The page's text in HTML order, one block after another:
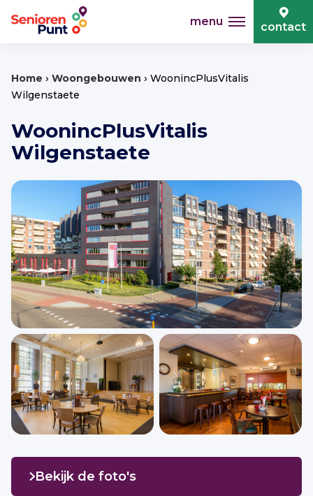
menu contact
Home › Woongebouwen › WoonincPlusVitalis
Wilgenstaete
WoonincPlusVitalis
Wilgenstaete
Bekijk de foto's